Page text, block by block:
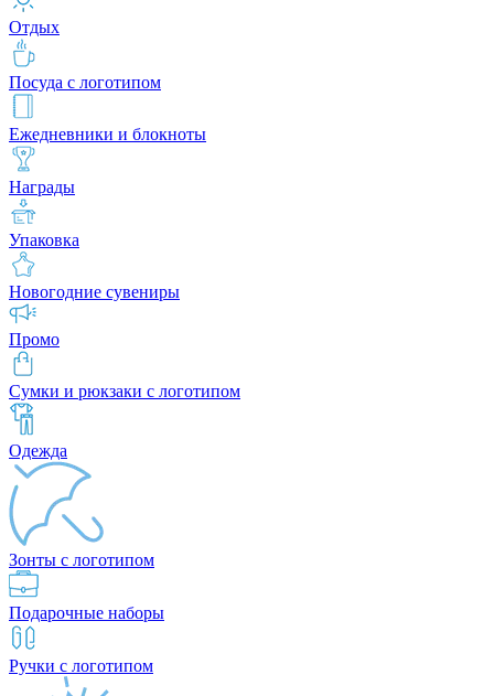
Отдых
Посуда с логотипом
Ежедневники и блокноты
Награды
Упаковка
Новогодние сувениры
Промо
Сумки и рюкзаки с логотипом
Одежда
Зонты с логотипом
Подарочные наборы
Ручки с логотипом